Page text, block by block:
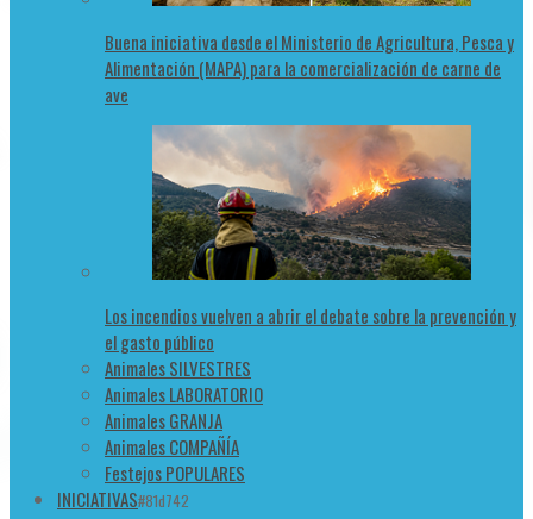
Buena iniciativa desde el Ministerio de Agricultura, Pesca y
Alimentación (MAPA) para la comercialización de carne de
ave
Los incendios vuelven a abrir el debate sobre la prevención y
el gasto público
Animales SILVESTRES
Animales LABORATORIO
Animales GRANJA
Animales COMPAÑÍA
Festejos POPULARES
INICIATIVAS#81d742